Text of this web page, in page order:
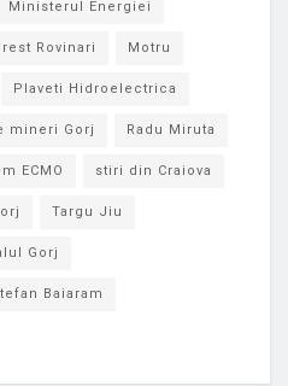
Ministerul Energiei
Rovinari Motru
Plaveti Hidroelectrica
mineri Gorj Radu Miruta
ECMO stiri din Craiova
Targu Jiu
Gorj
Baiaram